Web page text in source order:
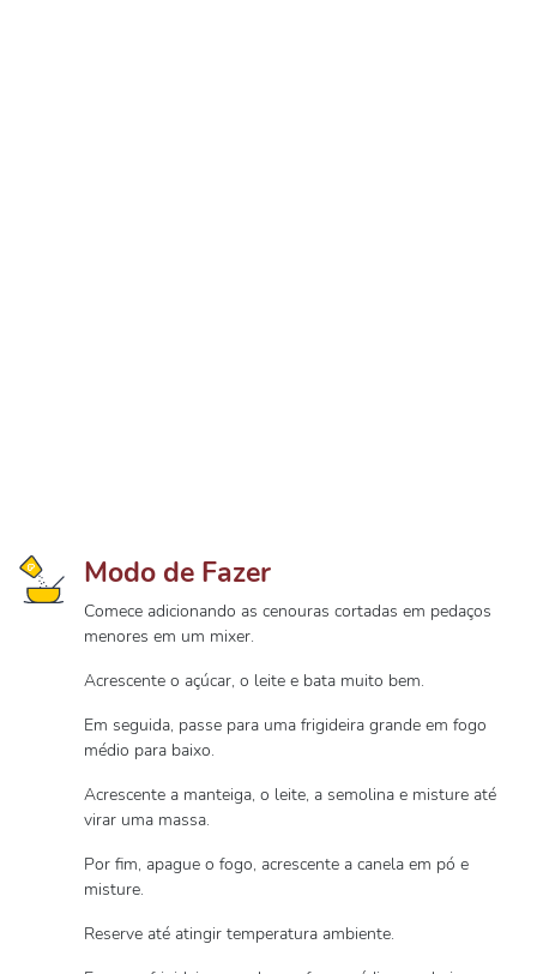
Modo de Fazer
Comece adicionando as cenouras cortadas em pedaços
menores em um mixer.
Acrescente o açúcar, o leite e bata muito bem.
Em seguida, passe para uma frigideira grande em fogo
médio para baixo.
Acrescente a manteiga, o leite, a semolina e misture até
virar uma massa.
Por fim, apague o fogo, acrescente a canela em pó e
misture.
Reserve até atingir temperatura ambiente.